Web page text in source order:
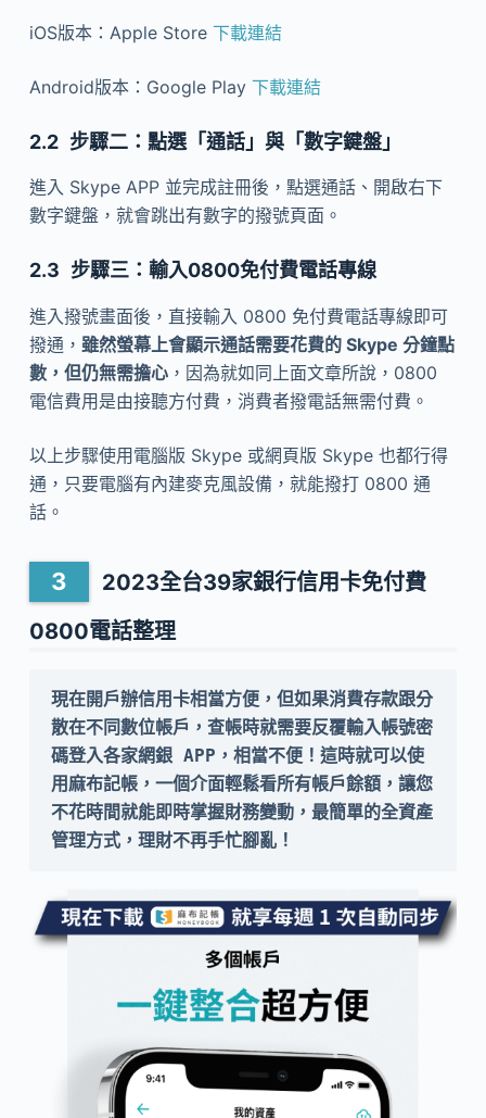
iOS版本：Apple Store 下載連結
Android版本：Google Play 下載連結
步驟二：點選「通話」與「數字鍵盤」
進入 Skype APP 並完成註冊後，點選通話、開啟右下
數字鍵盤，就會跳出有數字的撥號頁面。
步驟三：輸入0800免付費電話專線
進入撥號畫面後，直接輸入 0800 免付費電話專線即可
撥通， 雖然螢幕上會顯示通話需要花費的 Skype 分鐘點
數，但仍無需擔心，因為就如同上面文章所說，0800
電信費用是由接聽方付費，消費者撥電話無需付費。
以上步驟使用電腦版 Skype 或網頁版 Skype 也都行得
通，只要電腦有內建麥克風設備，就能撥打 0800 通
話。
2023全台39家銀行信用卡免付費
0800電話整理
現在開戶辦信用卡相當方便，但如果消費存款跟分
散在不同數位帳戶，查帳時就需要反覆輸入帳號密
碼登入各家網銀 APP，相當不便！這時就可以使
用麻布記帳，一個介面輕鬆看所有帳戶餘額，讓您
不花時間就能即時掌握財務變動，最簡單的全資產
管理方式，理財不再手忙腳亂！